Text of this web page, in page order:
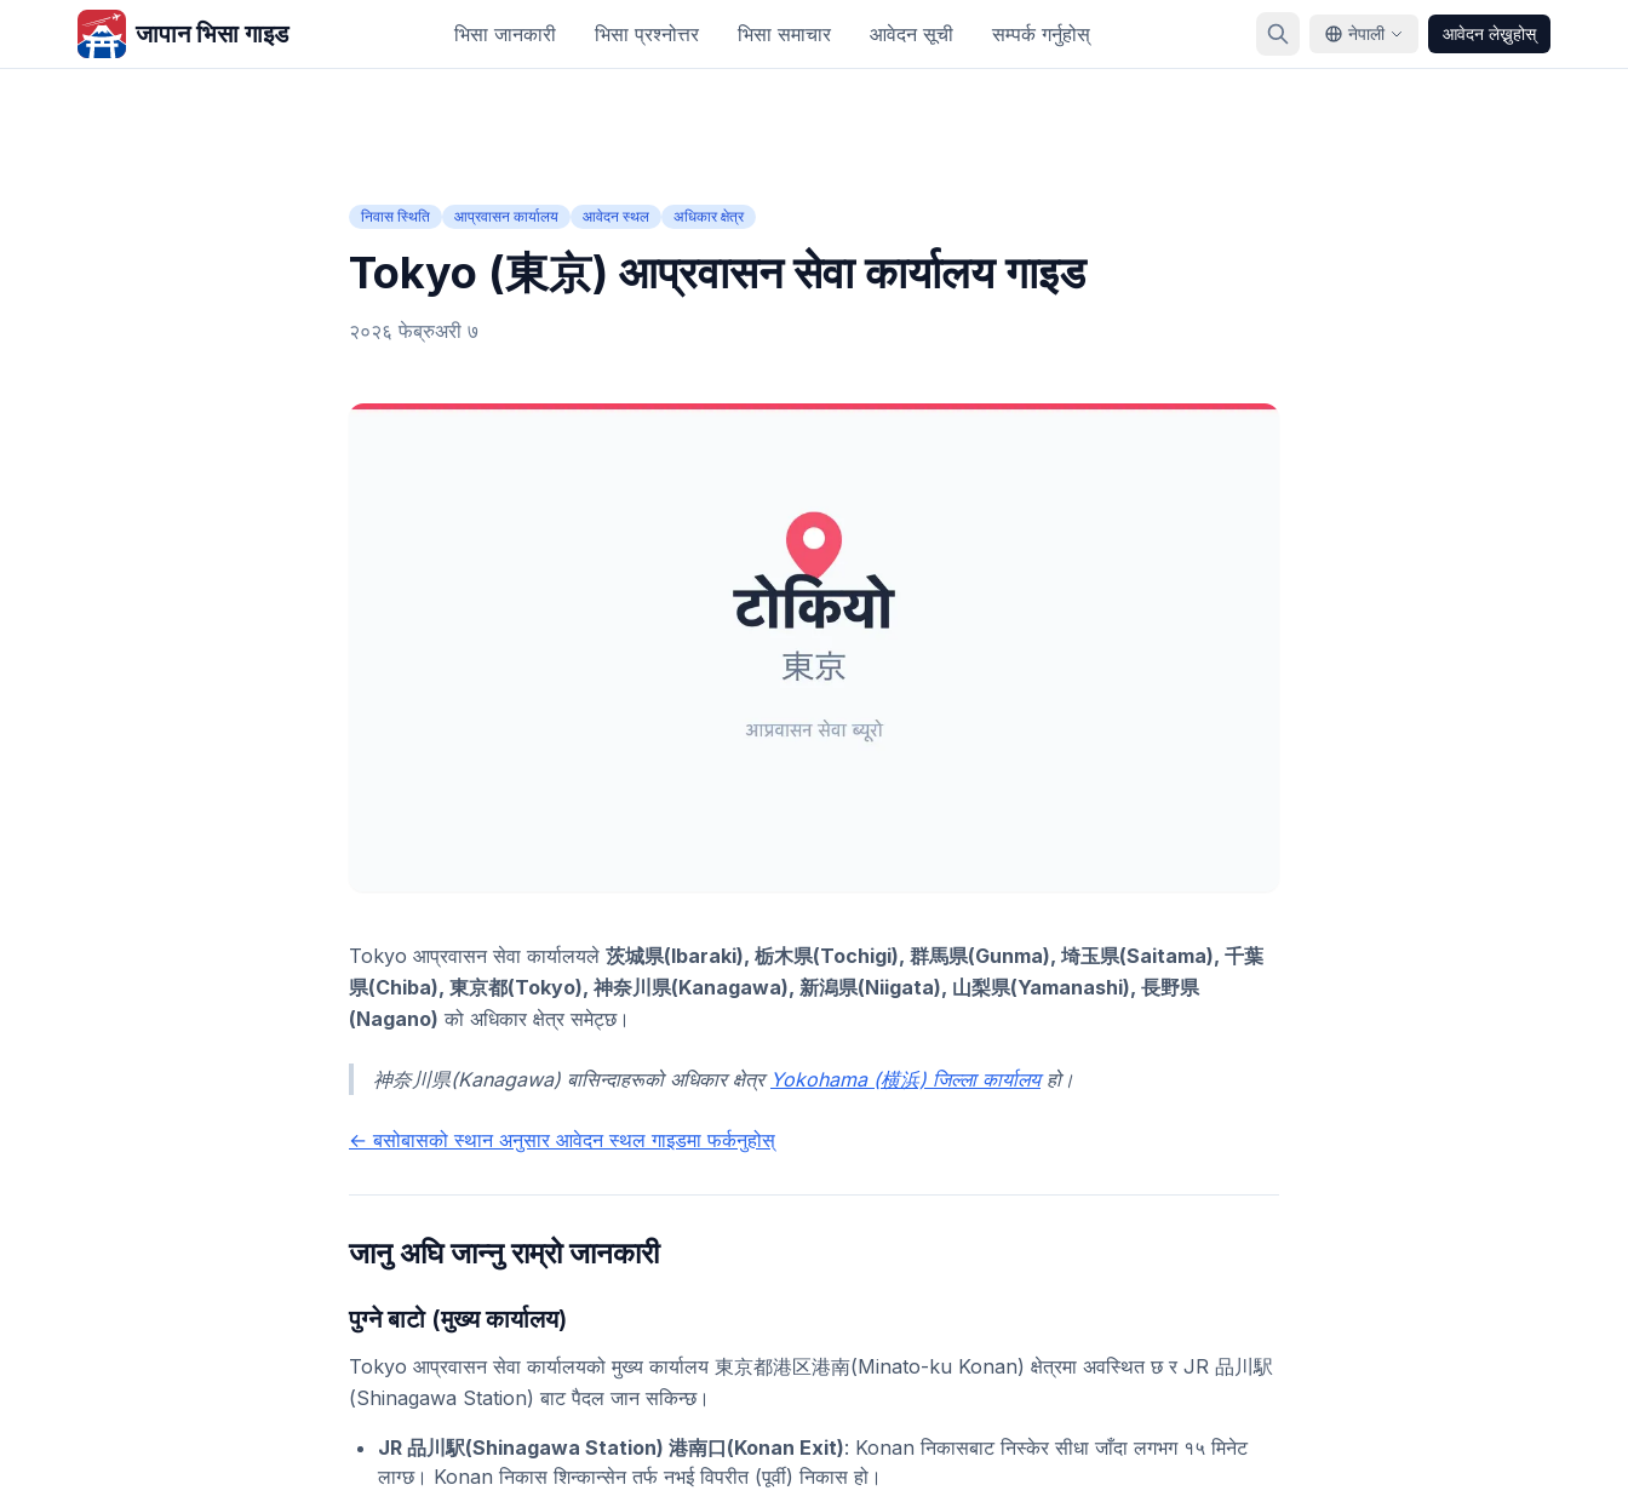
जापान भिसा गाइड भिसा जानकारी भिसा प्रश्नोत्तर भिसा समाचार आवेदन सूची सम्पर्क गर्नुहोस् नेपाली आवेदन लेख्नुहोस्
निवास स्थिति आप्रवासन कार्यालय आवेदन स्थल अधिकार क्षेत्र
Tokyo (東京) आप्रवासन सेवा कार्यालय गाइड
२०२६ फेब्रुअरी ७
Tokyo आप्रवासन सेवा कार्यालयले 茨城県(Ibaraki), 栃木県(Tochigi), 群馬県(Gunma), 埼玉県(Saitama), 千葉
県(Chiba), 東京都(Tokyo), 神奈川県(Kanagawa), 新潟県(Niigata), 山梨県(Yamanashi), 長野県
(Nagano) को अधिकार क्षेत्र समेट्छ।
神奈川県(Kanagawa) बासिन्दाहरूको अधिकार क्षेत्र Yokohama (横浜) जिल्ला कार्यालयहो।
← बसोबासको स्थान अनुसार आवेदन स्थल गाइडमा फर्कनुहोस्
जानु अघि जान्नु राम्रो जानकारी
पुग्ने बाटो (मुख्य कार्यालय)
Tokyo आप्रवासन सेवा कार्यालयको मुख्य कार्यालय 東京都港区港南(Minato-ku Konan) क्षेत्रमा अवस्थित छ र JR 品川駅
(Shinagawa Station) बाट पैदल जान सकिन्छ।
JR 品川駅(Shinagawa Station) 港南口(Konan Exit): Konan निकासबाट निस्केर सीधा जाँदा लगभग १५ मिनेट
लाग्छ। Konan निकास शिन्कान्सेन तर्फ नभई विपरीत (पूर्वी) निकास हो।